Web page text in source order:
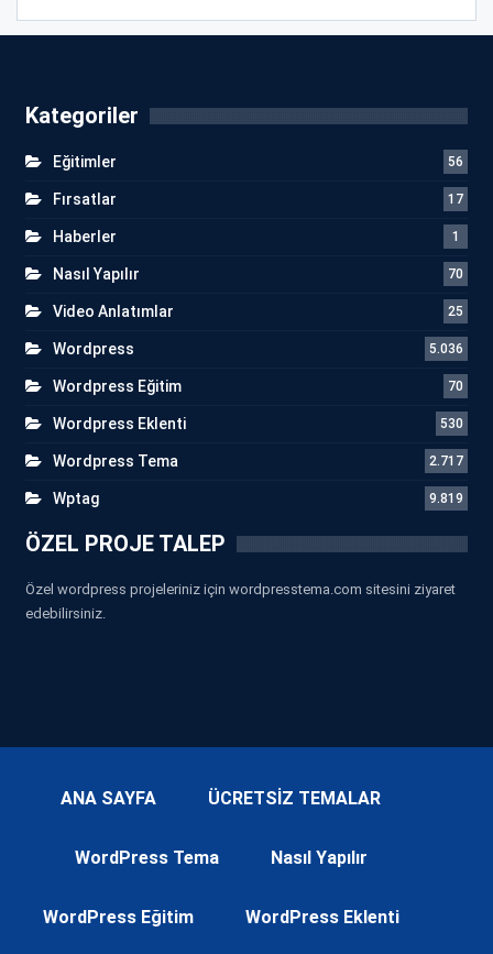
Kategoriler
Eğitimler 56
Fırsatlar 17
Haberler 1
Nasıl Yapılır 70
Video Anlatımlar 25
Wordpress 5.036
Wordpress Eğitim 70
Wordpress Eklenti 530
Wordpress Tema 2.717
Wptag 9.819
ÖZEL PROJE TALEP
Özel wordpress projeleriniz için wordpresstema.com sitesini ziyaret
edebilirsiniz.
ANA SAYFA ÜCRETSİZ TEMALAR
WordPress Tema Nasıl Yapılır
WordPress Eğitim WordPress Eklenti